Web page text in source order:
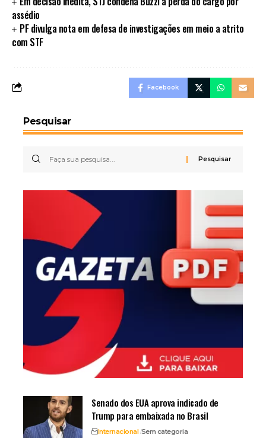
assédio
PF divulga nota em defesa de investigações em meio a atrito
com STF
Facebook
Pesquisar
Senado dos EUA aprova indicado de
Trump para embaixada no Brasil
Internacional Sem categoria